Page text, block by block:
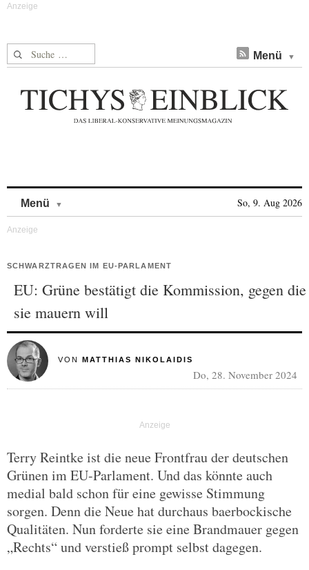
Suche nach: Menü
Menü So, 9. Aug 2026
SCHWARZTRAGEN IM EU-PARLAMENT
EU: Grüne bestätigt die Kommission, gegen die
sie mauern will
VON MATTHIAS NIKOLAIDIS
Do, 28. November 2024
Terry Reintke ist die neue Frontfrau der deutschen
Grünen im EU-Parlament. Und das könnte auch
medial bald schon für eine gewisse Stimmung
sorgen. Denn die Neue hat durchaus baerbockische
Qualitäten. Nun forderte sie eine Brandmauer gegen
„Rechts“ und verstieß prompt selbst dagegen.